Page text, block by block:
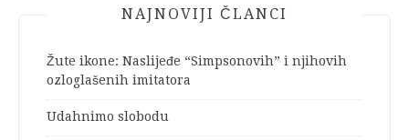
NAJNOVIJI ČLANCI
Žute ikone: Naslijeđe “Simpsonovih” i njihovih
ozloglašenih imitatora
Udahnimo slobodu